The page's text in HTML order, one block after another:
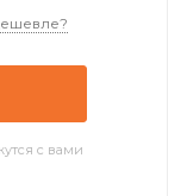
с вами